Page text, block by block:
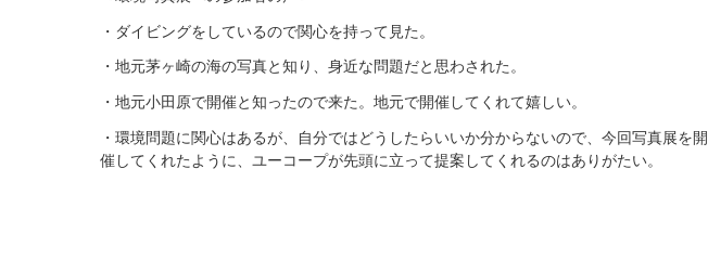
・ダイビングをしているので関心を持って見た。
・地元茅ヶ崎の海の写真と知り、身近な問題だと思わされた。
・地元小田原で開催と知ったので来た。地元で開催してくれて嬉しい。
・環境問題に関心はあるが、自分ではどうしたらいいか分からないので、今回写真展を開
催してくれたように、ユーコープが先頭に立って提案してくれるのはありがたい。